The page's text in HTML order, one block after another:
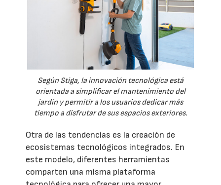
Según Stiga, la innovación tecnológica está
orientada a simplificar el mantenimiento del
jardín y permitir a los usuarios dedicar más
tiempo a disfrutar de sus espacios exteriores.
Otra de las tendencias es la creación de
ecosistemas tecnológicos integrados. En
este modelo, diferentes herramientas
comparten una misma plataforma